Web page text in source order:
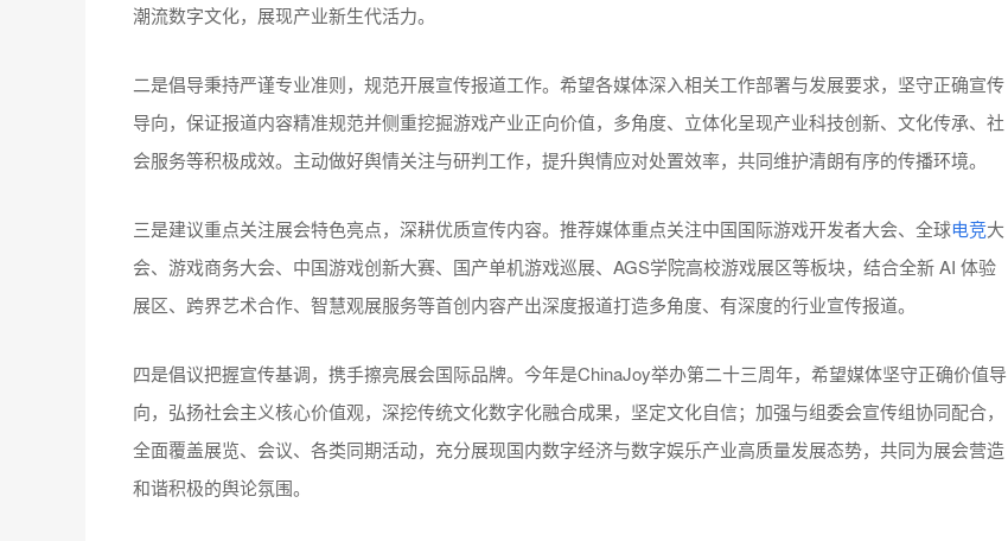
潮流数字文化，展现产业新生代活力。
二是倡导秉持严谨专业准则，规范开展宣传报道工作。希望各媒体深入相关工作部署与发展要求，坚守正确宣传
导向，保证报道内容精准规范并侧重挖掘游戏产业正向价值，多角度、立体化呈现产业科技创新、文化传承、社
会服务等积极成效。主动做好舆情关注与研判工作，提升舆情应对处置效率，共同维护清朗有序的传播环境。
三是建议重点关注展会特色亮点，深耕优质宣传内容。推荐媒体重点关注中国国际游戏开发者大会、全球电竞大
会、游戏商务大会、中国游戏创新大赛、国产单机游戏巡展、AGS学院高校游戏展区等板块，结合全新 AI 体验
展区、跨界艺术合作、智慧观展服务等首创内容产出深度报道打造多角度、有深度的行业宣传报道。
四是倡议把握宣传基调，携手擦亮展会国际品牌。今年是ChinaJoy举办第二十三周年，希望媒体坚守正确价值导
向，弘扬社会主义核心价值观，深挖传统文化数字化融合成果，坚定文化自信；加强与组委会宣传组协同配合，
全面覆盖展览、会议、各类同期活动，充分展现国内数字经济与数字娱乐产业高质量发展态势，共同为展会营造
和谐积极的舆论氛围。